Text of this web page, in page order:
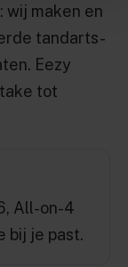
wij maken en
tandarts-
Eezy
tot
All-on-4
bij je past.